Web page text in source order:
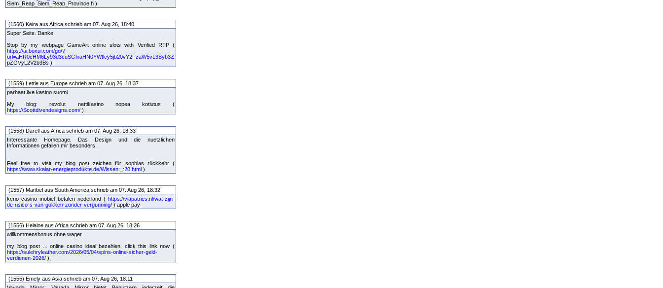
Siem_Reap_Siem_Reap_Province.h )
(1560) Keira aus Africa schrieb am 07. Aug 26, 18:40
Super Seite. Danke.
Stop by my webpage GameArt online slots with Verified RTP (
https://ai.boxui.com/go/?
url=aHR0cHM6Ly93d3cuSGlnaHN0YWtlcy5jb20vY2FzaW5vL3Byb3Z-
pZGVyL2V2b3Bs )
(1559) Lettie aus Europe schrieb am 07. Aug 26, 18:37
parhaat live kasino suomi
My blog: revolut nettikasino nopea kotiutus (
https://Scottdivendesigns.com/ )
(1558) Darell aus Africa schrieb am 07. Aug 26, 18:33
Interessante Homepage. Das Design und die nuetzlichen
Informationen gefallen mir besonders.
Feel free to visit my blog post zeichen für sophias rückkehr (
https://www.skalar-energieprodukte.de/Wissen:_:20.html )
(1557) Maribel aus South America schrieb am 07. Aug 26, 18:32
keno casino mobiel betalen nederland ( https://viapatries.nl/wat-zijn-
de-risico-s-van-gokken-zonder-vergunning/ ) apple pay
(1556) Helaine aus Africa schrieb am 07. Aug 26, 18:26
willkommensbonus ohne wager
my blog post ... online casino ideal bezahlen, click this link now (
https://sulehryleather.com/2026/05/04/spins-online-sicher-geld-
verdienen-2026/ ),
(1555) Emely aus Asia schrieb am 07. Aug 26, 18:11